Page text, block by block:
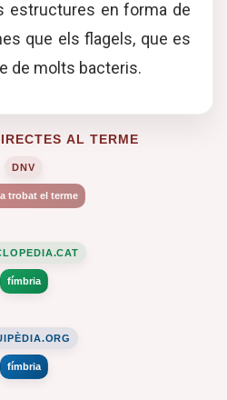
estructures en forma de
que els flagels, que es
de molts bacteris.
AL TERME
DNV
trobat el terme
fímbria
fímbria